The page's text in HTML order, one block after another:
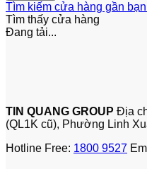
Tìm kiếm cửa hàng gần
Tìm thấy cửa hàng
Đang tải...
TIN QUANG GROUP Địa
(QL1K cũ), Phường Linh
Hotline Free: 1800 9527